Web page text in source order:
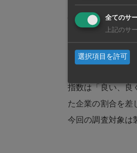
情勢の悪化がエ
3カ月後見通し指
新政権の景気刺
指数は「良い、良
た企業の割合を差
今回の調査対象は
全てのサ
上記のサ
選択項目を許可